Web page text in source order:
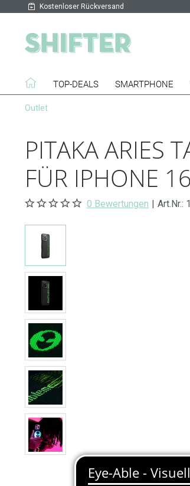
Kostenloser Rückversand
TOP-DEALS SMARTPHONE
Outlet
PITAKA ARIES
FÜR IPHONE
0 Bewertungen | Art.Nr.: